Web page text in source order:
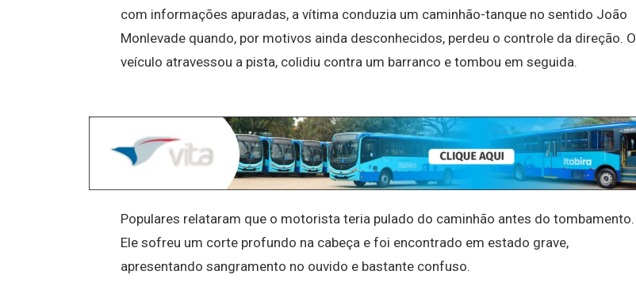
com informações apuradas, a vítima conduzia um caminhão-tanque no sentido João
Monlevade quando, por motivos ainda desconhecidos, perdeu o controle da direção. O
veículo atravessou a pista, colidiu contra um barranco e tombou em seguida.
Populares relataram que o motorista teria pulado do caminhão antes do tombamento.
Ele sofreu um corte profundo na cabeça e foi encontrado em estado grave,
apresentando sangramento no ouvido e bastante confuso.